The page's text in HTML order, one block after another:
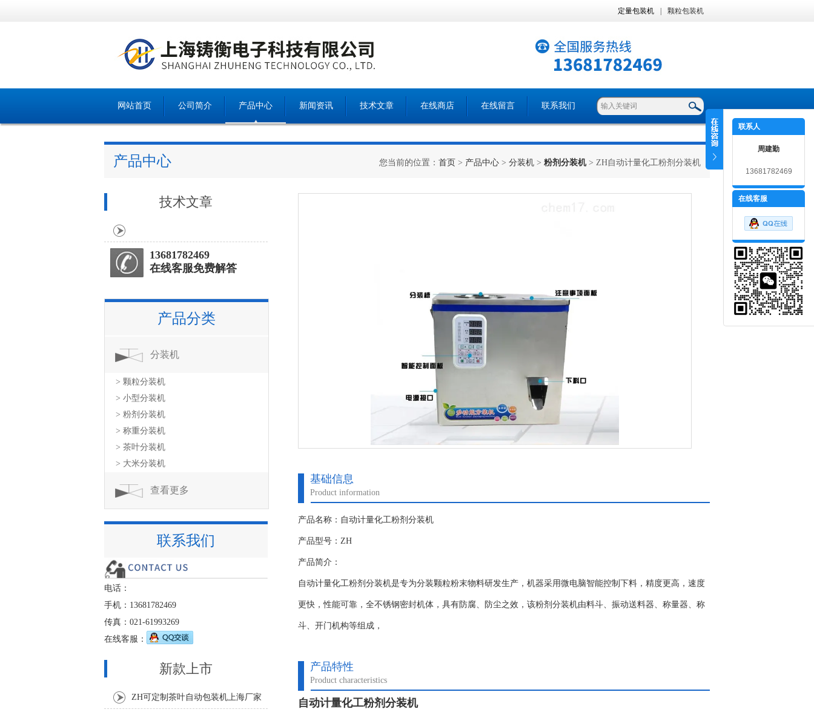
定量包装机 颗粒包装机
网站首页 公司简介 产品中心 新闻资讯 技术文章 在线商店 在线留言 联系我们
产品中心 您当前的位置： 首页 > 产品中心 > 分装机 > 粉剂分装机> ZH自动计量化工粉剂分装机
基础信息
Product information
产品名称：自动计量化工粉剂分装机
产品型号：ZH
产品简介：
自动计量化工粉剂分装机是专为分装颗粒粉末物料研发生产，机器采用微电脑智能控制下料，精度更高，速度
更快，性能可靠，全不锈钢密封机体，具有防腐、防尘之效，该粉剂分装机由料斗、振动送料器、称量器、称
斗、开门机构等组成，
产品特性
Product characteristics
自动计量化工粉剂分装机
技术文章
13681782469
在线客服免费解答
产品分类
分装机
> 颗粒分装机
> 小型分装机
> 粉剂分装机
> 称重分装机
> 茶叶分装机
> 大米分装机
查看更多
联系我们
电话：
手机：13681782469
传真：021-61993269
在线客服：
新款上市
ZH可定制茶叶自动包装机上海厂家
联系人
周建勤
13681782469
在线客服